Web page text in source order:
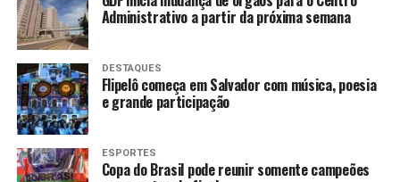
Oficina Nacional de Processos Eleitorais (ONPE)do
Peru.
Dessas, 1,7 mil são de mesas do exterior, onde a
candidata Keiko Fujimori vem apresentando vantagem.
Até o meio-dia desta terça-feira, apenas 30,2% das atas
do exterior tinham sido contabilizadas, dando 65,4% dos
votos para Keiko e 34,5% para Sánchez.
Administrativo a partir da próxima semana
DESTAQUES
Flipelô começa em Salvador com música, poesia
e grande participação
ESPORTES
Copa do Brasil pode reunir somente campeões